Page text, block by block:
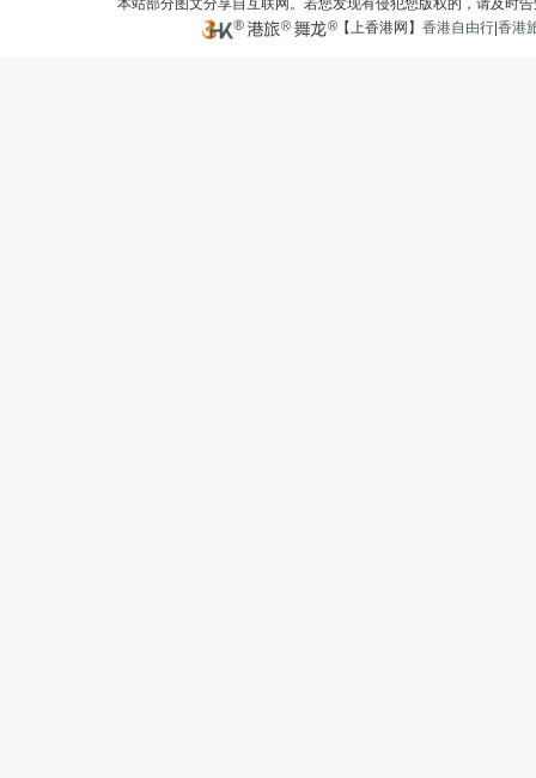
本站部分图文分享自互联网。若您发现有侵犯您版权的，请及时
【上香港网】香港自由行 |香港